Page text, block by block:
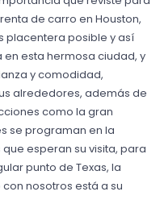
de carro en Houston,
placentera posible y así
esta hermosa ciudad, y
y comodidad,
alrededores, además de
como la gran
se programan en la
esperan su visita, para
punto de Texas, la
nosotros está a su